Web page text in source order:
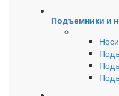
Подъемники и